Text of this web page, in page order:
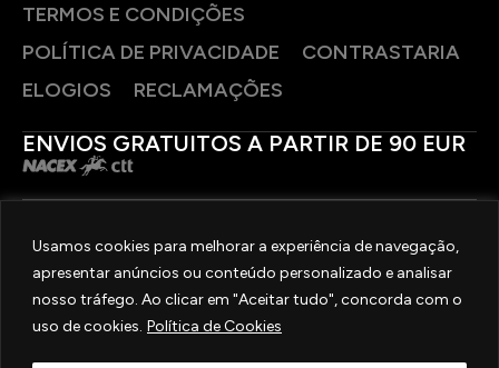
Usamos cookies para melhorar a experiência de navegação,
apresentar anúncios ou conteúdo personalizado e analisar
nosso tráfego. Ao clicar em "Aceitar tudo", concorda com o
uso de cookies. Política de Cookies
TERMOS E CONDIÇÕES
POLÍTICA DE PRIVACIDADE
CONTRASTARIA
ELOGIOS
RECLAMAÇÕES
ENVIOS GRATUITOS A PARTIR DE 90 EUR
SIGA-NOS
2025 © OURIVESARIA FRADIZELA